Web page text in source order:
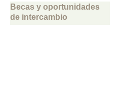
Becas y oportunidades
de intercambio